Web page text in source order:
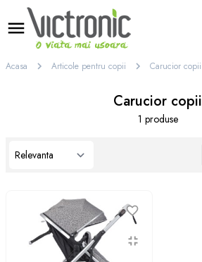
Acasa Articole pentru copii Carucior copii
Carucior copii
1 produse